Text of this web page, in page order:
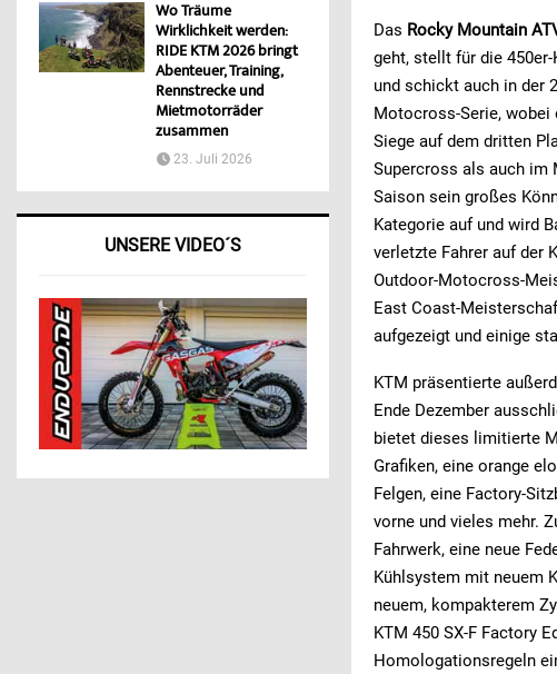
Das Rocky Mountain
geht, stellt für die
und schickt auch in der
Motocross-Serie, wobei
Siege auf dem dritten
Supercross als auch im
Saison sein großes
Kategorie auf und wird
verletzte Fahrer auf der
Outdoor-Motocross-
East Coast-
aufgezeigt und einige
KTM präsentierte
Ende Dezember
bietet dieses limitierte
Grafiken, eine orange
Felgen, eine Factory-
vorne und vieles mehr.
Fahrwerk, eine neue
Kühlsystem mit neuem
neuem, kompakterem
KTM 450 SX-F Factory
Homologationsregeln
Wo Träume
Wirklichkeit werden:
RIDE KTM 2026 bringt
Abenteuer, Training,
Rennstrecke und
Mietmotorräder
zusammen
23. Juli 2026
UNSERE VIDEO´S